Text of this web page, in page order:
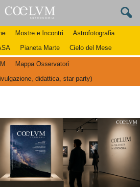
Mostre e Incontri
Astrofotografia
Pianeta Marte Cielo del Mese
Mappa Osservatori
didattica, star party)